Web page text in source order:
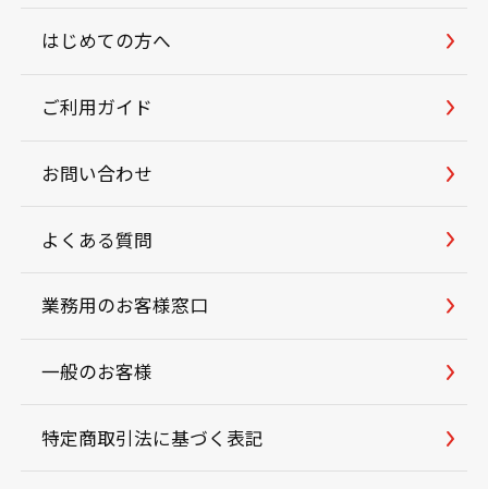
はじめての方へ
ご利用ガイド
お問い合わせ
よくある質問
業務用のお客様窓口
一般のお客様
特定商取引法に基づく表記